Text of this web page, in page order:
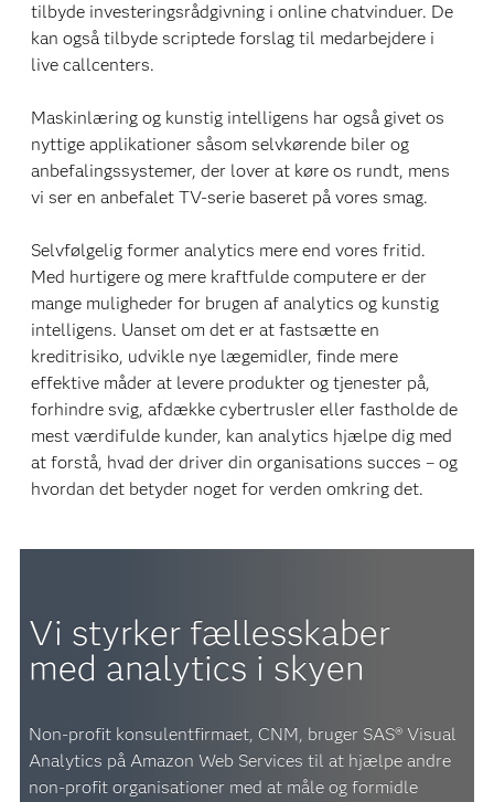
tilbyde investeringsrådgivning i online chatvinduer. De
kan også tilbyde scriptede forslag til medarbejdere i
live callcenters.
Maskinlæring og kunstig intelligens har også givet os
nyttige applikationer såsom selvkørende biler og
anbefalingssystemer, der lover at køre os rundt, mens
vi ser en anbefalet TV-serie baseret på vores smag.
Selvfølgelig former analytics mere end vores fritid.
Med hurtigere og mere kraftfulde computere er der
mange muligheder for brugen af analytics og kunstig
intelligens. Uanset om det er at fastsætte en
kreditrisiko, udvikle nye lægemidler, finde mere
effektive måder at levere produkter og tjenester på,
forhindre svig, afdække cybertrusler eller fastholde de
mest værdifulde kunder, kan analytics hjælpe dig med
at forstå, hvad der driver din organisations succes – og
hvordan det betyder noget for verden omkring det.
Vi styrker fællesskaber
med analytics i skyen
Non-profit konsulentfirmaet, CNM, bruger SAS® Visual
Analytics på Amazon Web Services til at hjælpe andre
non-profit organisationer med at måle og formidle